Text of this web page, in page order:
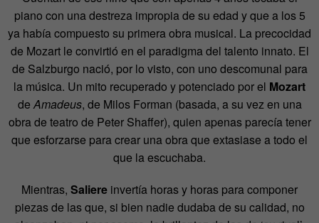
piano con una destreza impropia de su edad y que a los 5
ya había compuesto su primera obra musical. La precocidad
de Mozart le convirtió en el paradigma del talento innato. El
de Salzburgo nació, por lo visto, con uno descomunal para
la música. Un mito recuperado y potenciado por el Mozart
deAmadeus, de Milos Forman (basada, a su vez en una
obra de teatro de Peter Shaffer), quien apenas parecía tener
que esforzarse para crear una obra que extasiase a todo el
que la escuchaba.
Mientras, Saliere invertía horas y horas para componer
piezas de las que, si bien nadie dudaba de su calidad, no